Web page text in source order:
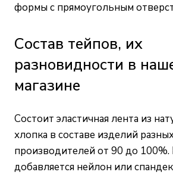
формы с прямоугольным
Состав тейпов, их
разновидности в
магазине
Состоит эластичная лента из
хлопка в составе изделий
производителей от 90 до 100%.
добавляется нейлон или